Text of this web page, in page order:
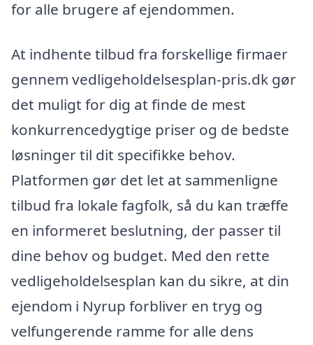
for alle brugere af ejendommen.
At indhente tilbud fra forskellige firmaer
gennem vedligeholdelsesplan-pris.dk gør
det muligt for dig at finde de mest
konkurrencedygtige priser og de bedste
løsninger til dit specifikke behov.
Platformen gør det let at sammenligne
tilbud fra lokale fagfolk, så du kan træffe
en informeret beslutning, der passer til
dine behov og budget. Med den rette
vedligeholdelsesplan kan du sikre, at din
ejendom i Nyrup forbliver en tryg og
velfungerende ramme for alle dens